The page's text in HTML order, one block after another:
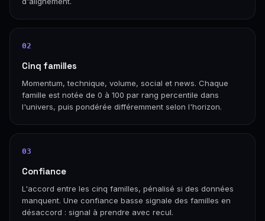
02
Cinq familles
Momentum, technique, volume, social et news. Chaque
famille est notée de 0 à 100 par rang percentile dans
l'univers, puis pondérée différemment selon l'horizon.
03
Confiance
L'accord entre les cinq familles, pénalisé si des données
manquent. Une confiance basse signale des familles en
désaccord : signal à prendre avec recul.